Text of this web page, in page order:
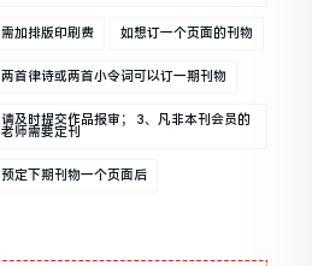
需加排版印刷费 如想订一个页面的刊物
两首律诗或两首小令词可以订一期刊物
请及时提交作品报审； 3、凡非本刊会员的
老师需要定刊
预定下期刊物一个页面后